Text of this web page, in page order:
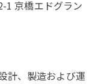
1 京橋エドグラン
計、製造および運